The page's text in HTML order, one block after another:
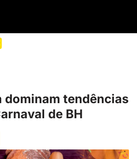
dominam tendências
de BH